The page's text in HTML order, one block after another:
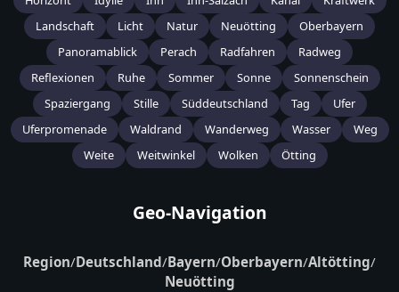
Landschaft
Licht Natur Neuötting
Oberbayern
Panoramablick
Perach Radfahren
Radweg
Reflexionen
Ruhe Sommer Sonne
Sonnenschein
Spaziergang
Stille Süddeutschland Tag
Ufer
Uferpromenade
Waldrand Wanderweg Wasser
Weg
Weite
Weitwinkel Wolken Ötting
Geo-Navigation
Region/Deutschland/Bayern/Oberbayern/Altötting/
Neuötting